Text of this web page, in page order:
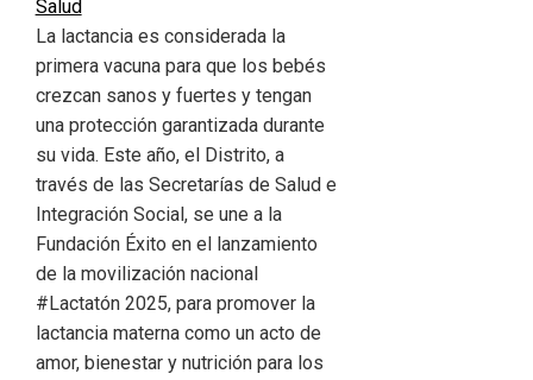
Salud
La lactancia es considerada la
primera vacuna para que los bebés
crezcan sanos y fuertes y tengan
una protección garantizada durante
su vida. Este año, el Distrito, a
través de las Secretarías de Salud e
Integración Social, se une a la
Fundación Éxito en el lanzamiento
de la movilización nacional
#Lactatón 2025, para promover la
lactancia materna como un acto de
amor, bienestar y nutrición para los